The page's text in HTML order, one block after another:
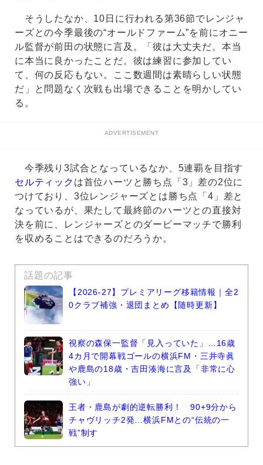
そうしたなか、10日に行われる第36節でレンジャ
ーズとの今季最後の“オールドファーム”を前にオニー
ル監督が前田の状態に言及。「彼は大丈夫だ。本当
に本当に良かったことだ。彼は練習に参加してい
て、何の反応もない。ここ数週間は素晴らしい状態
だ」と問題なく次戦も出場できることを明かしてい
る。
ADVERTISEMENT
今季残り3試合となっているなか、5連覇を目指す
セルティック は首位ハーツと勝ち点「3」差の2位に
つけており、3位レンジャーズとは勝ち点「4」差と
なっているが、果たして最終節のハーツとの直接対
決を前に、レンジャーズとのダービーマッチで勝利
を収めることはできるのだろうか。
話題の記事
【2026-27】プレミアリーグ移籍情報｜全2
0クラブ補強・退団まとめ【随時更新】
視察の森保一監督「見入っていた」…16歳
4カ月で開幕戦ゴールの横浜FM・三井寺眞
や鹿島の18歳・吉田湊海に言及「非常に心
強い」
王者・鹿島が劇的逆転勝利！ 90+9分から
チャヴリッチ2発…横浜FMとの“伝統の一
戦”制す